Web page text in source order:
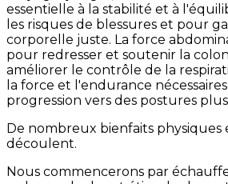
essentielle à la stabilité et à
les risques de blessures et pour
corporelle juste. La force
pour redresser et soutenir la
améliorer le contrôle de la
la force et l'endurance
progression vers des postures
De nombreux bienfaits
découlent.
Nous commencerons par